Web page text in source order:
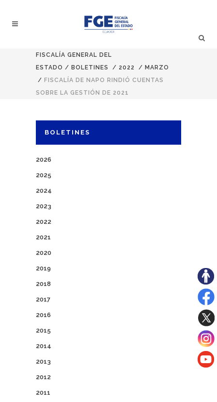
FISCALÍA GENERAL DEL
ESTADO / BOLETINES / 2022 / MARZO
/ FISCALÍA DE NAPO RINDIÓ CUENTAS
SOBRE LA GESTIÓN DE 2021
BOLETINES
2026
2025
2024
2023
2022
2021
2020
2019
2018
2017
2016
2015
2014
2013
2012
2011